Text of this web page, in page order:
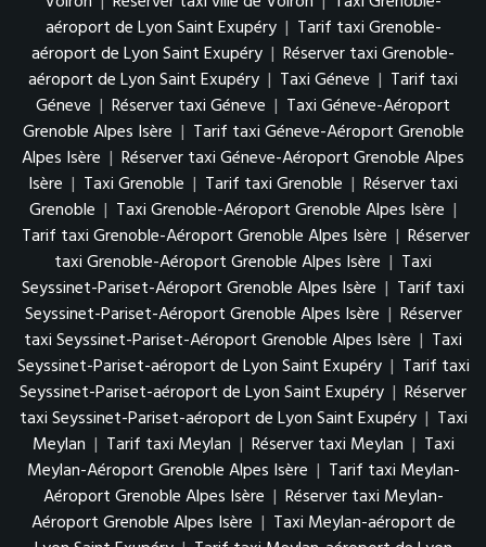
aéroport de Lyon Saint Exupéry | Tarif taxi Grenoble-
aéroport de Lyon Saint Exupéry | Réserver taxi Grenoble-
aéroport de Lyon Saint Exupéry | Taxi Géneve | Tarif taxi
Géneve | Réserver taxi Géneve | Taxi Géneve-Aéroport
Grenoble Alpes Isère | Tarif taxi Géneve-Aéroport Grenoble
Alpes Isère | Réserver taxi Géneve-Aéroport Grenoble Alpes
Isère | Taxi Grenoble | Tarif taxi Grenoble | Réserver taxi
Grenoble | Taxi Grenoble-Aéroport Grenoble Alpes Isère |
Tarif taxi Grenoble-Aéroport Grenoble Alpes Isère | Réserver
taxi Grenoble-Aéroport Grenoble Alpes Isère | Taxi
Seyssinet-Pariset-Aéroport Grenoble Alpes Isère | Tarif taxi
Seyssinet-Pariset-Aéroport Grenoble Alpes Isère | Réserver
taxi Seyssinet-Pariset-Aéroport Grenoble Alpes Isère | Taxi
Seyssinet-Pariset-aéroport de Lyon Saint Exupéry | Tarif taxi
Seyssinet-Pariset-aéroport de Lyon Saint Exupéry | Réserver
taxi Seyssinet-Pariset-aéroport de Lyon Saint Exupéry | Taxi
Meylan | Tarif taxi Meylan | Réserver taxi Meylan | Taxi
Meylan-Aéroport Grenoble Alpes Isère | Tarif taxi Meylan-
Aéroport Grenoble Alpes Isère | Réserver taxi Meylan-
Aéroport Grenoble Alpes Isère | Taxi Meylan-aéroport de